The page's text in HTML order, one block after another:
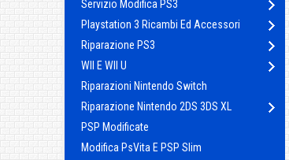
Servizio Modifica PS3
Playstation 3 Ricambi Ed Accessori
Riparazione PS3
WII E WII U
Riparazioni Nintendo Switch
Riparazione Nintendo 2DS 3DS XL
PSP Modificate
Modifica PsVita E PSP Slim